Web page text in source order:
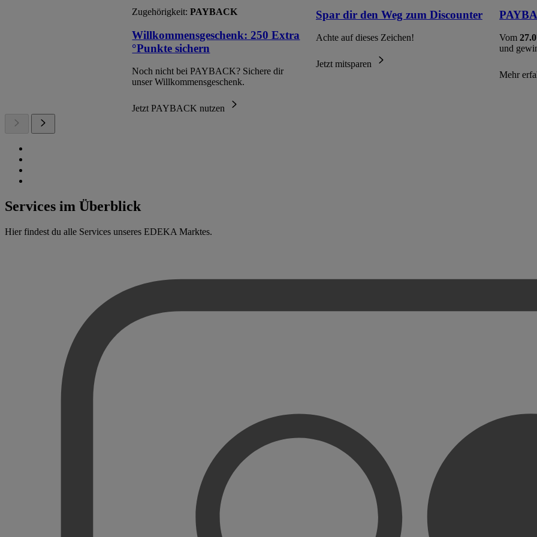
Zugehörigkeit: PAYBACK
Willkommensgeschenk: 250 Extra
°Punkte sichern
Noch nicht bei PAYBACK? Sichere dir
unser Willkommensgeschenk.
Jetzt PAYBACK nutzen
Spar dir den Weg zum Discounter
Achte auf dieses Zeichen!
Jetzt mitsparen
Vom
und
Mehr
Services im Überblick
Hier findest du alle Services unseres EDEKA Marktes.